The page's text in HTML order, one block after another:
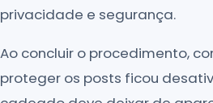
privacidade e segurança.
Ao concluir o procedimento,
proteger os posts ficou